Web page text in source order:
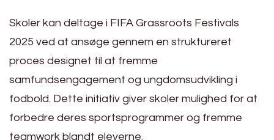
Skoler kan deltage i FIFA Grassroots Festivals
2025 ved at ansøge gennem en struktureret
proces designet til at fremme
samfundsengagement og ungdomsudvikling i
fodbold. Dette initiativ giver skoler mulighed for at
forbedre deres sportsprogrammer og fremme
teamwork blandt eleverne.